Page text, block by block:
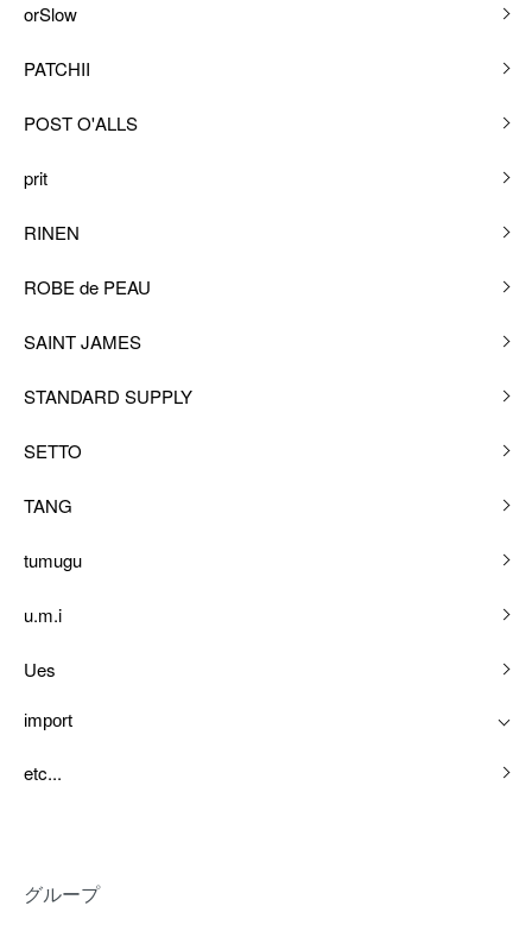
orSlow
PATCHII
POST O'ALLS
prit
RINEN
ROBE de PEAU
SAINT JAMES
STANDARD SUPPLY
SETTO
TANG
tumugu
u.m.i
Ues
import
etc...
グループ